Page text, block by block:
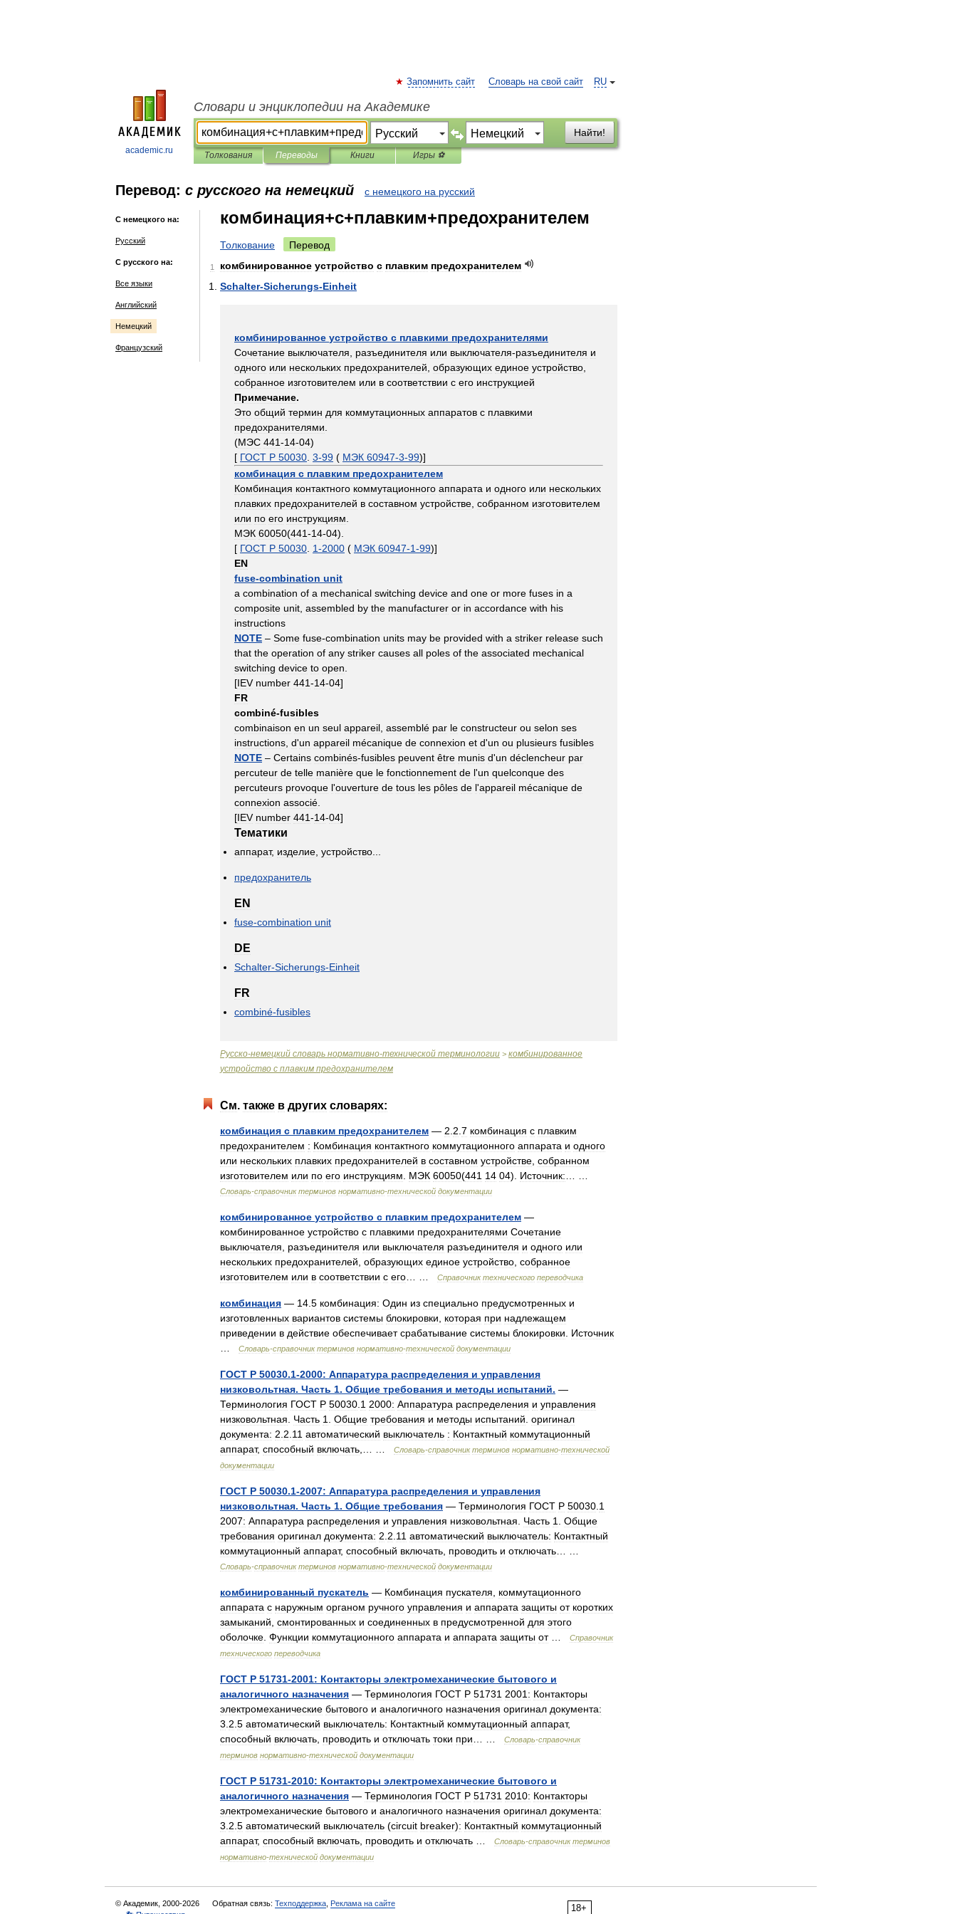
academic.ru
RU
Запомнить сайт Словарь на свой сайт
Словари и энциклопедии на Академике
Найти!
Толкования Переводы Книги Игры ⚽
Перевод: с русского на немецкий с немецкого на русский
С немецкого на:
Русский
С русского на:
Все языки
Английский
Немецкий
Французский
комбинация+с+плавким+предохранителем
Толкование Перевод
1 комбинированное устройство с плавким предохранителем
Schalter-Sicherungs-Einheit
комбинированное устройство с плавкими предохранителями
Сочетание выключателя разъединителя или выключателя-разъединителя и
одного или нескольких предохранителей образующих единое устройство
собранное изготовителем или в соответствии с его инструкцией
Примечание.
Это общий термин для коммутационных аппаратов с плавкими
предохранителями
(МЭС 441-14-04)
[ ГОСТ Р 50030 3-99 ( МЭК 60947-3-99)]
комбинация с плавким предохранителем
Комбинация контактного коммутационного аппарата и одного или нескольких
плавких предохранителей в составном устройстве собранном изготовителем
или по его инструкциям
МЭК 60050(441-14-04).
[ ГОСТ Р 50030 1-2000 ( МЭК 60947-1-99)]
EN
fuse-combination unit
a combination of a mechanical switching device and one or more fuses in a
composite unit assembled by the manufacturer or in accordance with his
instructions
NOTE – Some fuse-combination units may be provided with a striker release such
that the operation of any striker causes all poles of the associated mechanical
switching device to open
[IEV number 441-14-04]
FR
combiné-fusibles
combinaison en un seul appareil assemblé par le constructeur ou selon ses
instructions d'un appareil mécanique de connexion et d'un ou plusieurs fusibles
NOTE – Certains combinés-fusibles peuvent être munis d'un déclencheur par
percuteur de telle manière que le fonctionnement de l'un quelconque des
percuteurs provoque l'ouverture de tous les pôles de l'appareil mécanique de
connexion associé
[IEV number 441-14-04]
Тематики
аппарат, изделие устройство
предохранитель
EN
fuse-combination unit
DE
Schalter-Sicherungs-Einheit
FR
combiné-fusibles
Русско-немецкий словарь нормативно-технической терминологии > комбинированное
устройство с плавким предохранителем
См. также в других словарях:
комбинация с плавким предохранителем — 2 2 7 комбинация с плавким
предохранителем : Комбинация контактного коммутационного аппарата и одного
или нескольких плавких предохранителей в составном устройстве собранном
изготовителем или по его инструкциям МЭК 60050(441 14 04). Источник:
Словарь-справочник терминов нормативно-технической документации
комбинированное устройство с плавким предохранителем —
комбинированное устройство с плавкими предохранителями Сочетание
выключателя
разъединителя или выключателя разъединителя и одного или
нескольких предохранителей образующих единое устройство собранное
изготовителем или в соответствии с его Справочник технического переводчика
комбинация — 14 5 комбинация: Один из специально предусмотренных и
изготовленных вариантов системы блокировки которая при надлежащем
приведении в действие обеспечивает срабатывание системы блокировки
Источник
Словарь-справочник терминов нормативно-технической документации
ГОСТ Р 50030.1-2000: Аппаратура распределения и управления
низковольтная. Часть 1. Общие требования и методы испытаний. —
Терминология ГОСТ Р 50030 1 2000: Аппаратура распределения и управления
низковольтная
Часть 1 Общие требования и методы испытаний оригинал
документа: 2 2 11 автоматический выключатель : Контактный коммутационный
аппарат, способный включать Словарь-справочник терминов нормативно-технической
документации
ГОСТ Р 50030.1-2007: Аппаратура распределения и управления
низковольтная. Часть 1. Общие требования — Терминология ГОСТ Р 50030 1
2007: Аппаратура распределения и управления низковольтная Часть 1
Общие
требования оригинал документа: 2 2 11 автоматический выключатель: Контактный
коммутационный аппарат, способный включать проводить и отключать
Словарь-справочник терминов нормативно-технической документации
комбинированный пускатель — Комбинация пускателя
коммутационного
аппарата с наружным органом ручного управления и аппарата защиты от коротких
замыканий смонтированных и соединенных в предусмотренной для этого
оболочке Функции коммутационного аппарата и аппарата защиты от…
Справочник
технического переводчика
ГОСТ Р 51731-2001: Контакторы электромеханические бытового и
аналогичного назначения — Терминология ГОСТ Р 51731 2001: Контакторы
электромеханические бытового и аналогичного назначения оригинал документа:
3 2 5 автоматический выключатель: Контактный коммутационный аппарат,
способный включать проводить и отключать токи при Словарь-справочник
терминов нормативно-технической документации
ГОСТ Р 51731-2010: Контакторы электромеханические бытового и
аналогичного назначения — Терминология ГОСТ Р 51731 2010: Контакторы
электромеханические бытового и аналогичного назначения оригинал документа:
3 2 5 автоматический выключатель (circuit breaker): Контактный коммутационный
аппарат, способный включать проводить и отключать Словарь-справочник терминов
нормативно-технической документации
18+
© Академик, 2000-2026 Обратная связь: Техподдержка Реклама на сайте